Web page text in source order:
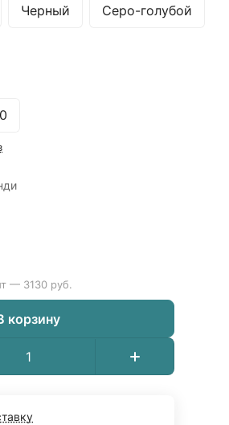
Черный Серо-голубой
— 3130 руб.
корзину